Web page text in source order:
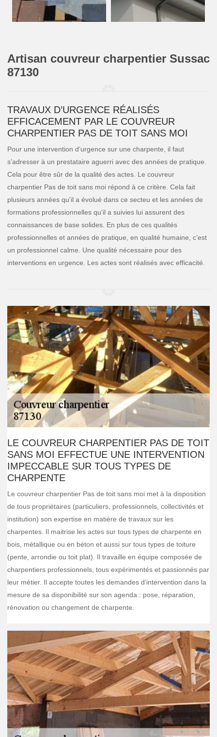
Artisan couvreur charpentier Sussac
87130
TRAVAUX D’URGENCE RÉALISÉS
EFFICACEMENT PAR LE COUVREUR
CHARPENTIER PAS DE TOIT SANS MOI
Pour une intervention d’urgence sur une charpente, il faut
s’adresser à un prestataire aguerri avec des années de pratique.
Cela pour être sûr de la qualité des actes. Le couvreur
charpentier Pas de toit sans moi répond à ce critère. Cela fait
plusieurs années qu'il a évolué dans ce secteu et les années de
formations professionnelles qu'il a suivies lui assurent des
connaissances de base solides. En plus de ces qualités
professionnelles et années de pratique, en qualité humaine, c’est
un professionnel calme. Une qualité nécessaire pour des
interventions en urgence. Les actes sont réalisés avec efficacité.
LE COUVREUR CHARPENTIER PAS DE TOIT
SANS MOI EFFECTUE UNE INTERVENTION
IMPECCABLE SUR TOUS TYPES DE
CHARPENTE
Le couvreur charpentier Pas de toit sans moi met à la disposition
de tous propriétaires (particuliers, professionnels, collectivités et
institution) son expertise en matière de travaux sur les
charpentes. Il maitrise les actes sur tous types de charpente en
bois, métallique ou en béton et aussi sur tous types de toiture
(pente, arrondie ou toit plat). Il travaille en équipe composée de
charpentiers professionnels, tous expérimentés et passionnés par
leur métier. Il accepte toutes les demandes d’intervention dans la
mesure de sa disponibilité sur son agenda : pose, réparation,
rénovation ou changement de charpente.